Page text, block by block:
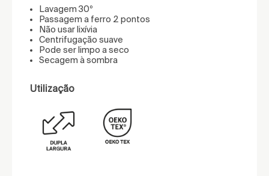
Lavagem 30º
Passagem a ferro 2 pontos
Não usar lixívia
Centrifugação suave
Pode ser limpo a seco
Secagem à sombra
Utilização